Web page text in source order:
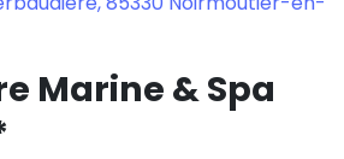
Marine & Spa